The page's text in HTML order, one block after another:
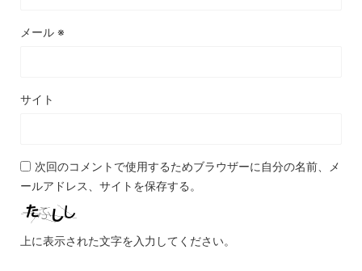
メール ※
サイト
次回のコメントで使用するためブラウザーに自分の名前、メ
ールアドレス、サイトを保存する。
上に表示された文字を入力してください。